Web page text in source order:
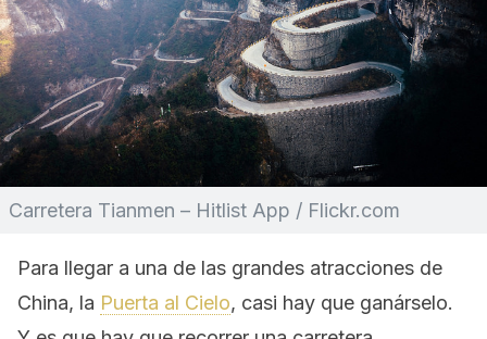
Carretera Tianmen – Hitlist App / Flickr.com
Para llegar a una de las grandes atracciones de
China, la Puerta al Cielo, casi hay que ganárselo.